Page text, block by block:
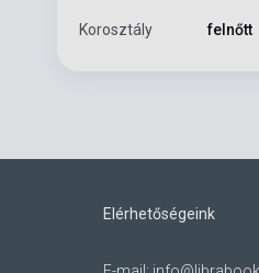
Korosztály felnőtt
Elérhetőségeink